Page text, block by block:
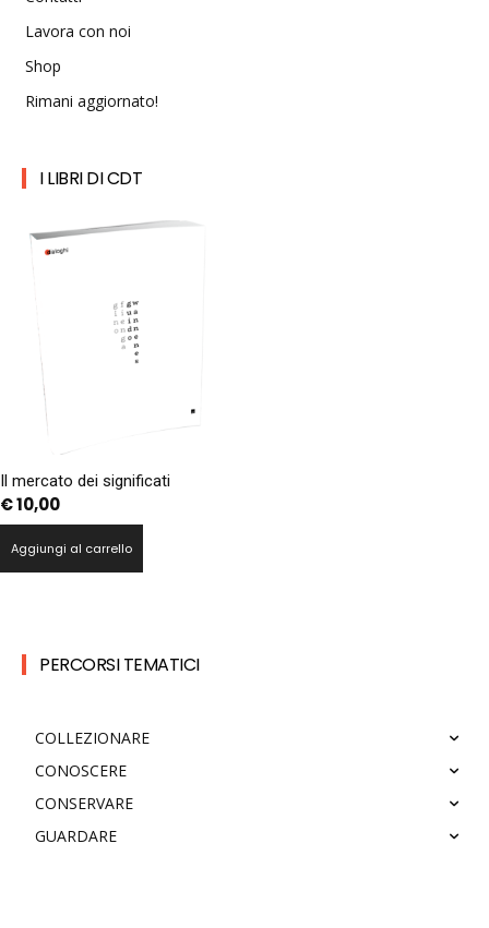
Lavora con noi
Shop
Rimani aggiornato!
I LIBRI DI CDT
Il mercato dei significati
€10,00
Aggiungi al carrello
PERCORSI TEMATICI
COLLEZIONARE
CONOSCERE
CONSERVARE
GUARDARE